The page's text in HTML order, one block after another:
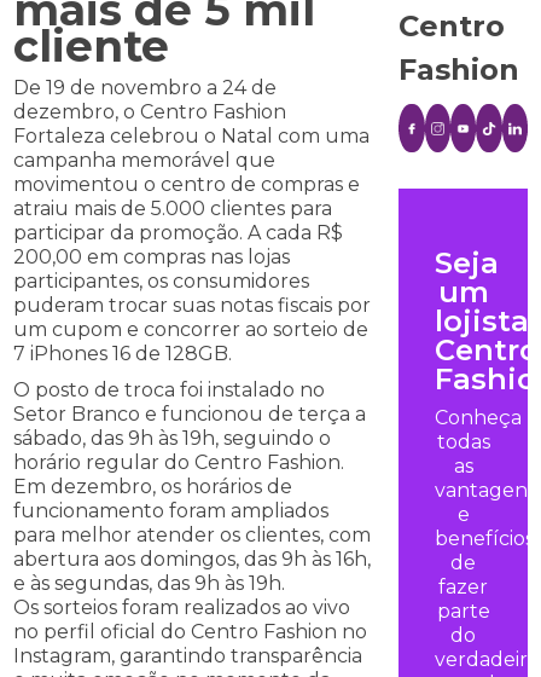
cliente
De 19 de novembro a 24 de
dezembro, o Centro Fashion
Fortaleza celebrou o Natal com uma
campanha memorável que
movimentou o centro de compras e
atraiu mais de 5.000 clientes para
participar da promoção. A cada R$
200,00 em compras nas lojas
participantes, os consumidores
puderam trocar suas notas fiscais por
um cupom e concorrer ao sorteio de
7 iPhones 16 de 128GB.
O posto de troca foi instalado no
Setor Branco e funcionou de terça a
sábado, das 9h às 19h, seguindo o
horário regular do Centro Fashion.
Em dezembro, os horários de
funcionamento foram ampliados
para melhor atender os clientes, com
abertura aos domingos, das 9h às 16h,
e às segundas, das 9h às 19h.
Os sorteios foram realizados ao vivo
no perfil oficial do Centro Fashion no
Instagram, garantindo transparência
Centro
Fashion
Seja
um
lojista
Centro
Conheça
todas
as
vantagens
e
benefícios
de
fazer
parte
do
verdadeiro